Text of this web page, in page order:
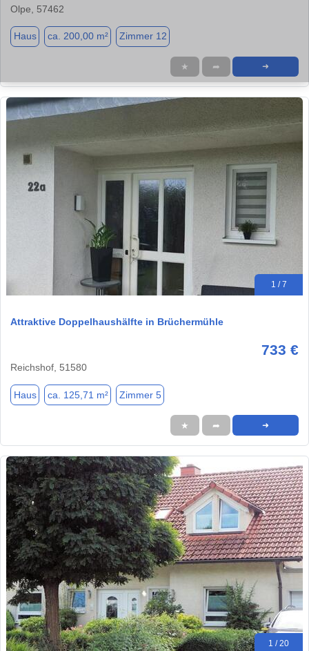
Olpe, 57462
Haus ca. 200,00 m² Zimmer 12
★ ➦ ➜
1 / 7
Attraktive Doppelhaushälfte in Brüchermühle
733 €
Reichshof, 51580
Haus ca. 125,71 m² Zimmer 5
★ ➦ ➜
1 / 20